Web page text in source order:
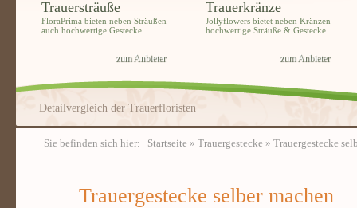
Detailvergleich der Trauerfloristen
Trauersträuße
FloraPrima bieten neben Sträußen
auch hochwertige Gestecke.
zum Anbieter
Trauerkränze
Jollyflowers bietet neben Kränzen
hochwertige Sträuße & Gestecke
zum Anbieter
Sie befinden sich hier: Startseite » Trauergestecke » Trauergestecke
Trauergestecke selber machen